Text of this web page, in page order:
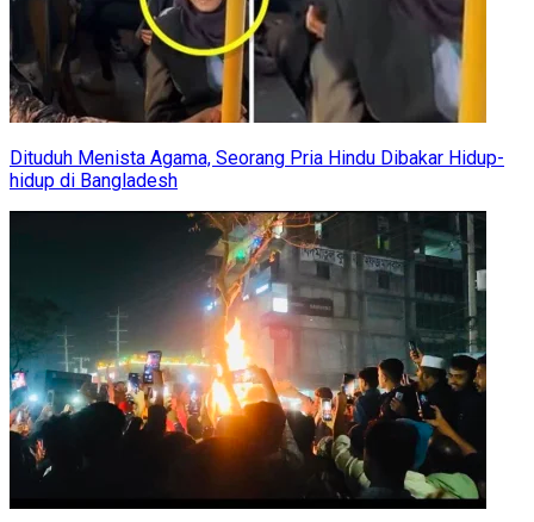
Dituduh Menista Agama, Seorang Pria Hindu Dibakar Hidup-
hidup di Bangladesh